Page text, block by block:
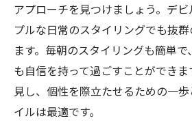
アプローチを見つけましょう。デ
プルな日常のスタイリングでも抜
ます。毎朝のスタイリングも簡単
も自信を持って過ごすことができ
見し、個性を際立たせるための一
イルは最適です。